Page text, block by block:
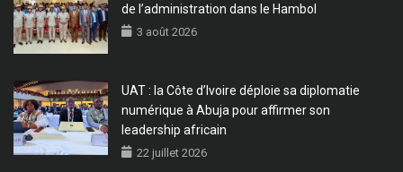
de l’administration dans le Hambol
3 août 2026
UAT : la Côte d’Ivoire déploie sa diplomatie
numérique à Abuja pour affirmer son
leadership africain
22 juillet 2026